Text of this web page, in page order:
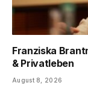
Franziska
& Privatleben
August 8, 2026